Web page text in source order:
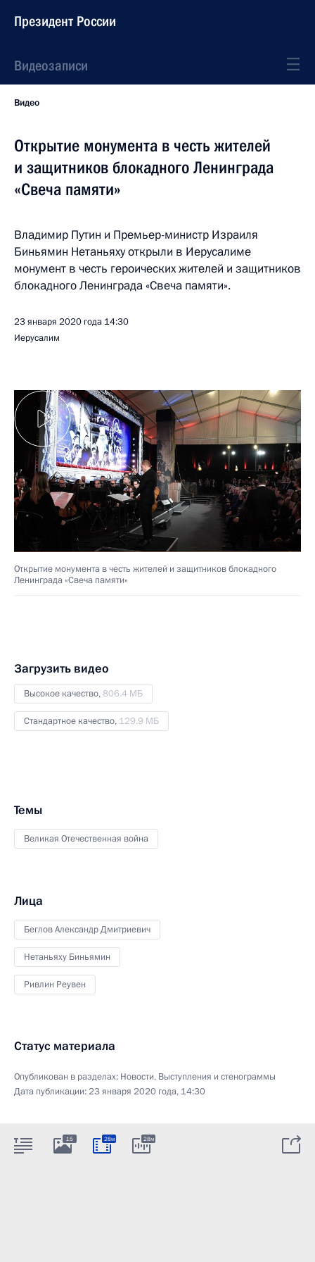
Президент России
Видеозаписи
Видео
Открытие монумента в честь жителей
и защитников блокадного Ленинграда
«Свеча памяти»
Владимир Путин и Премьер-министр Израиля
Биньямин Нетаньяху открыли в Иерусалиме
монумент в честь героических жителей и защитников
блокадного Ленинграда «Свеча памяти».
23 января 2020 года 14:30
Иерусалим
Открытие монумента в честь жителей и защитников блокадного
Ленинграда «Свеча памяти»
Загрузить видео
Высокое качество,806.4 МБ
Стандартное качество, 129.9 МБ
Темы
Великая Отечественная война
Лица
Беглов Александр Дмитриевич
Нетаньяху Биньямин
Ривлин Реувен
Статус материала
Опубликован в разделах: Новости, Выступления и стенограммы
Дата публикации:23 января 2020 года, 14:30
15 28м 28м